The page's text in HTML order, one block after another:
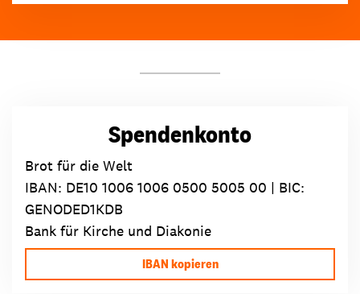
Spendenkonto
Brot für die Welt
IBAN: DE10 1006 1006 0500 5005 00 | BIC:
GENODED1KDB
Bank für Kirche und Diakonie
IBAN kopieren